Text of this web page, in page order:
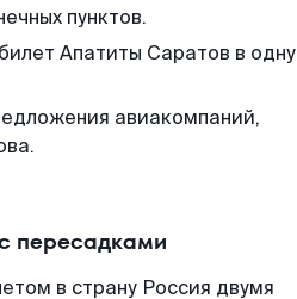
пунктов.
Апатиты Саратов в одну
авиакомпаний,
пересадками
в страну Россия двумя